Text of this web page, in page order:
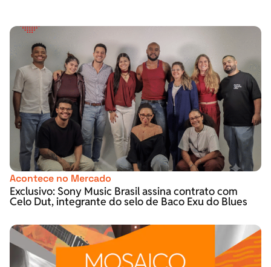
Acontece no Mercado
Exclusivo: Sony Music Brasil assina contrato com
Celo Dut, integrante do selo de Baco Exu do Blues